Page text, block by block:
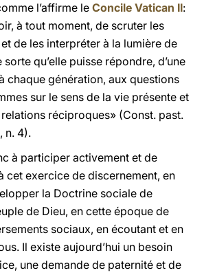
l’affirme le Concile Vatican II:
à tout moment, de scruter les
de les interpréter à la lumière de
sorte qu’elle puisse répondre, d’une
chaque génération, aux questions
sur le sens de la vie présente et
réciproques» (Const. past.
, n. 4).
à participer activement et de
cet exercice de discernement, en
la Doctrine sociale de
de Dieu, en cette époque de
sociaux, en écoutant et en
Il existe aujourd’hui un besoin
une demande de paternité et de